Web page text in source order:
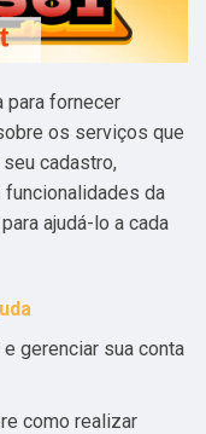
para fornecer
os serviços que
cadastro,
da
ajudá-lo a cada
gerenciar sua conta
como realizar